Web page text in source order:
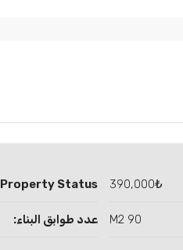
390,000₺
90 M2
Property Status:
عدد طوابق البناء: